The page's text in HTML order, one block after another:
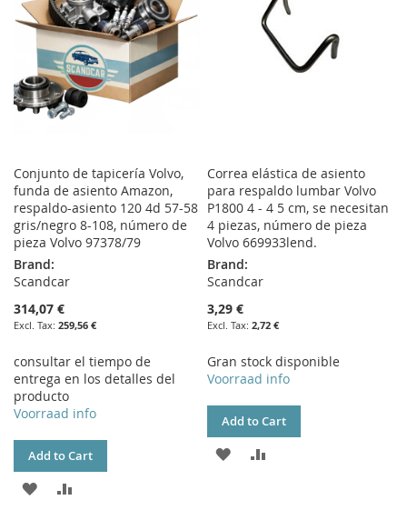
Conjunto de tapicería Volvo,
funda de asiento Amazon,
respaldo-asiento 120 4d 57-58
gris/negro 8-108, número de
pieza Volvo 97378/79
Brand:
Scandcar
314,07 €
259,56 €
consultar el tiempo de
entrega en los detalles del
producto
Voorraad info
Add to Cart
ADD
Correa elástica de asiento
para respaldo lumbar Volvo
P1800 4 - 4 5 cm, se necesitan
4 piezas, número de pieza
Volvo 669933lend.
Brand:
Scandcar
3,29 €
2,72 €
Gran stock disponible
Voorraad info
Add to Cart
ADD